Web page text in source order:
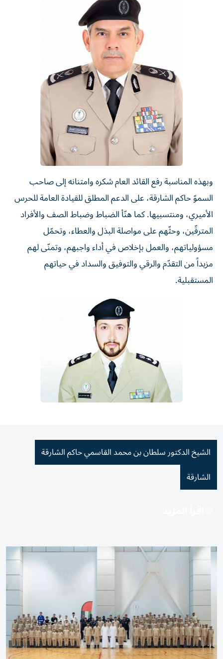
وبهذه المناسبة رفع القائد العام شكره وامتنانه إلى صاحب
السموّ حاكم الشارقة، على الدعم المطلق للقيادة العامة للحرس
الأميري، ومنتسبيها. كما هنّأ الضباط وضباط الصف والأفراد
المترقّين، وحثّهم على مواصلة البذل والعطاء، وتحمّل
مسؤولياتهم، والعمل بإخلاص في أداء واجبهم، وتمنّى لهم
مزيداً من التقدّم والرقي والتوفيق والسداد في حياتهم
المستقبلية.
الشيخ الدكتور سلطان بن محمد القاسمي حاكم الشارقة
الشارقة